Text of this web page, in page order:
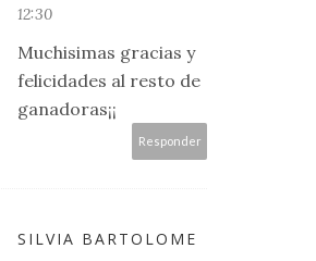
12:30
Muchisimas gracias y
felicidades al resto de
ganadoras¡¡
Responder
SILVIA BARTOLOME